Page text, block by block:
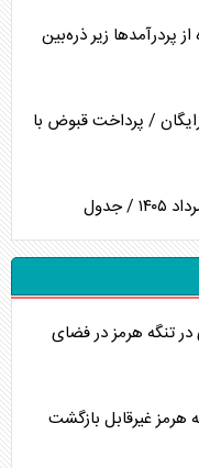
پردرآمد‌ها زیر ذره‌بین
/ پرداخت قبوض با
در تنگه هرمز در فضای
هرمز غیرقابل بازگشت